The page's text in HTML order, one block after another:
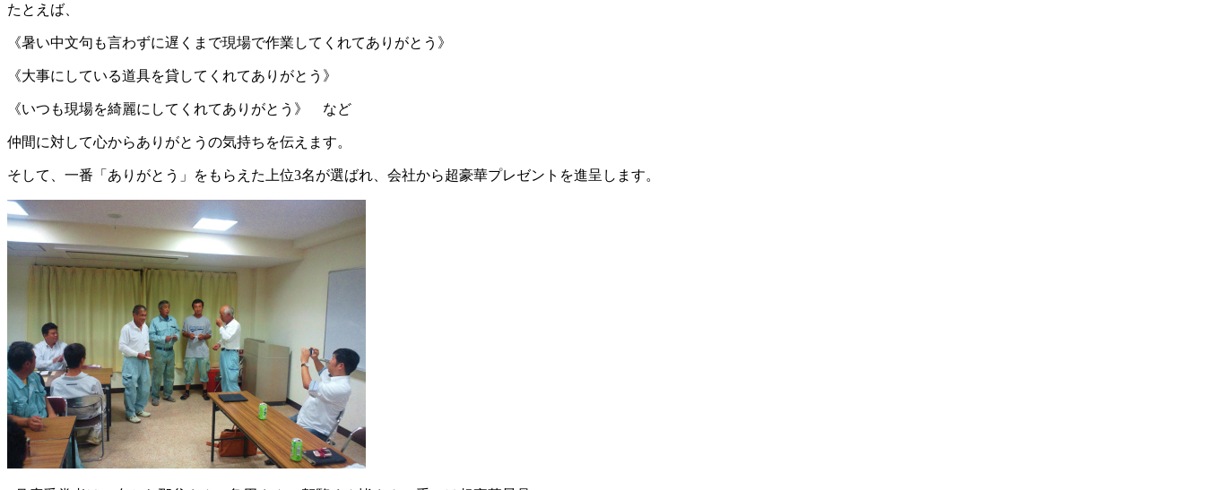
たとえば、
《暑い中文句も言わずに遅くまで現場で作業してくれてありがとう》
《大事にしている道具を貸してくれてありがとう》
《いつも現場を綺麗にしてくれてありがとう》 など
仲間に対して心からありがとうの気持ちを伝えます。
そして、一番「ありがとう」をもらえた上位3名が選ばれ、会社から超豪華プレゼントを進呈します。